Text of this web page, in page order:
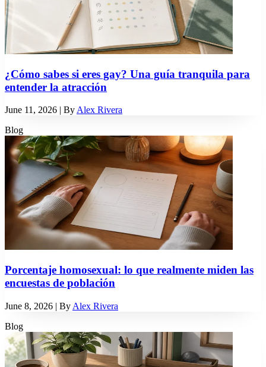
¿Cómo sabes si eres gay? Una guía tranquila para
entender la atracción
June 11, 2026 | By Alex Rivera
Blog
Porcentaje homosexual: lo que realmente miden las
encuestas de población
June 8, 2026 | By Alex Rivera
Blog